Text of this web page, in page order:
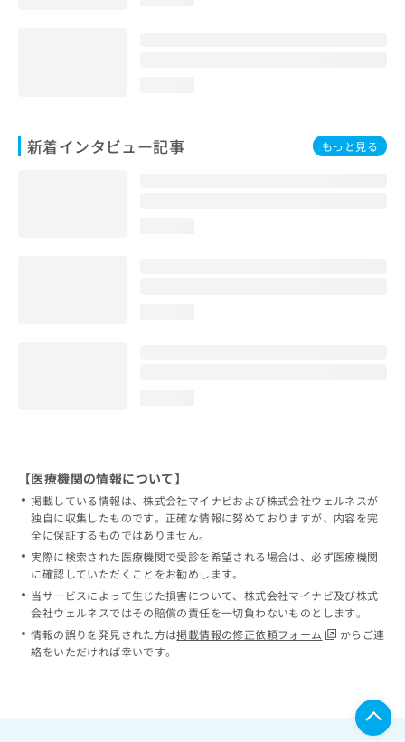
新着インタビュー記事 もっと見る
【医療機関の情報について】
掲載している情報は、株式会社マイナビおよび株式会社ウェルネスが
独自に収集したものです。正確な情報に努めておりますが、内容を完
全に保証するものではありません。
実際に検索された医療機関で受診を希望される場合は、必ず医療機関
に確認していただくことをお勧めします。
当サービスによって生じた損害について、株式会社マイナビ及び株式
会社ウェルネスではその賠償の責任を一切負わないものとします。
情報の誤りを発見された方は掲載情報の修正依頼フォーム
からご連
絡をいただければ幸いです。